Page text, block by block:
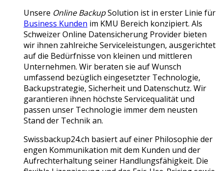
Unsere Online BackupSolution ist in erster Linie für
Business Kunden im KMU Bereich konzipiert. Als
Schweizer Online Datensicherung Provider bieten
wir ihnen zahlreiche Serviceleistungen, ausgerichtet
auf die Bedürfnisse von kleinen und mittleren
Unternehmen. Wir beraten sie auf Wunsch
umfassend bezüglich eingesetzter Technologie,
Backupstrategie, Sicherheit und Datenschutz. Wir
garantieren ihnen höchste Servicequalität und
passen unser Technologie immer dem neusten
Stand der Technik an.
Swissbackup24.ch basiert auf einer Philosophie der
engen Kommunikation mit dem Kunden und der
Aufrechterhaltung seiner Handlungsfähigkeit. Die